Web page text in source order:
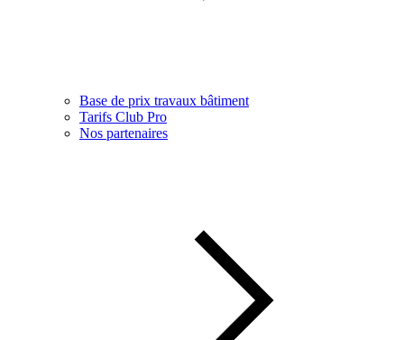
Base de prix travaux bâtiment
Tarifs Club Pro
Nos partenaires